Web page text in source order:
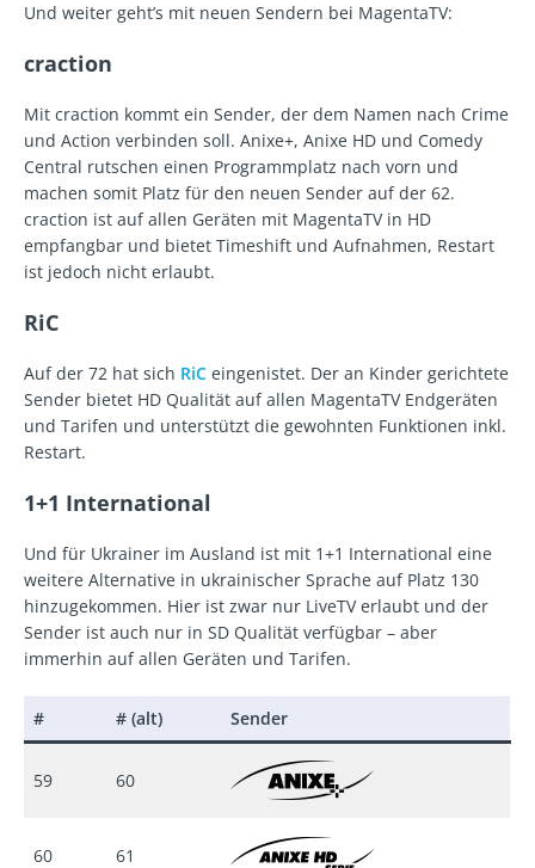
Und weiter geht’s mit neuen Sendern bei MagentaTV:
craction
Mit craction kommt ein Sender, der dem Namen nach Crime
und Action verbinden soll. Anixe+, Anixe HD und Comedy
Central rutschen einen Programmplatz nach vorn und
machen somit Platz für den neuen Sender auf der 62.
craction ist auf allen Geräten mit MagentaTV in HD
empfangbar und bietet Timeshift und Aufnahmen, Restart
ist jedoch nicht erlaubt.
RiC
Auf der 72 hat sich RiC eingenistet. Der an Kinder gerichtete
Sender bietet HD Qualität auf allen MagentaTV Endgeräten
und Tarifen und unterstützt die gewohnten Funktionen inkl.
Restart.
1+1 International
Und für Ukrainer im Ausland ist mit 1+1 International eine
weitere Alternative in ukrainischer Sprache auf Platz 130
hinzugekommen. Hier ist zwar nur LiveTV erlaubt und der
Sender ist auch nur in SD Qualität verfügbar – aber
immerhin auf allen Geräten und Tarifen.
# # (alt) Sender
59 60
60 61